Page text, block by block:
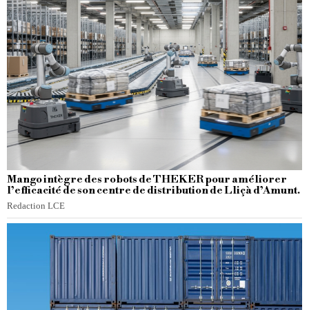
Mango intègre des robots de THEKER pour améliorer
l’efficacité de son centre de distribution de Lliçà d’Amunt.
Redaction LCE